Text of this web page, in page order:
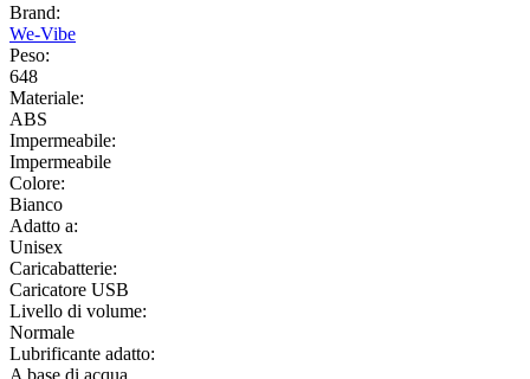
Brand:
We-Vibe
Peso:
648
Materiale:
ABS
Impermeabile:
Impermeabile
Colore:
Bianco
Adatto a:
Unisex
Caricabatterie:
Caricatore USB
Livello di volume:
Normale
Lubrificante adatto:
A base di acqua